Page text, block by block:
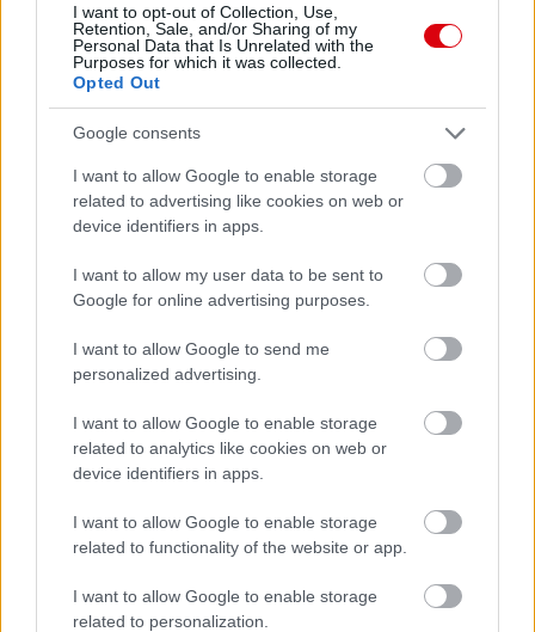
I want to opt-out of Collection, Use,
Retention, Sale, and/or Sharing of my
Personal Data that Is Unrelated with the
Purposes for which it was collected.
Opted Out
Google consents
I want to allow Google to enable storage
related to advertising like cookies on web or
device identifiers in apps.
I want to allow my user data to be sent to
Google for online advertising purposes.
I want to allow Google to send me
personalized advertising.
I want to allow Google to enable storage
related to analytics like cookies on web or
device identifiers in apps.
I want to allow Google to enable storage
related to functionality of the website or app.
I want to allow Google to enable storage
related to personalization.